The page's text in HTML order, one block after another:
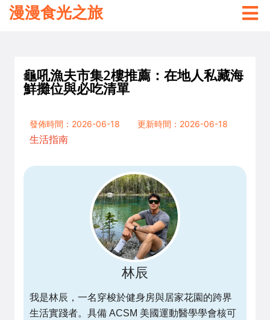
漫漫食光之旅
龜吼漁夫市集2樓推薦：在地人私藏海
鮮攤位與必吃清單
發佈時間：2026-06-18
更新時間：2026-06-18
生活指南
林辰
我是林辰，一名穿梭於健身房與居家花園的跨界
生活實踐者。具備 ACSM 美國運動醫學學會核可